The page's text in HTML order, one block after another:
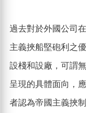
過去對於外國公司
主義挾船堅砲利之
設棧和設廠，可謂
呈現的具體面向，
者認為帝國主義挾